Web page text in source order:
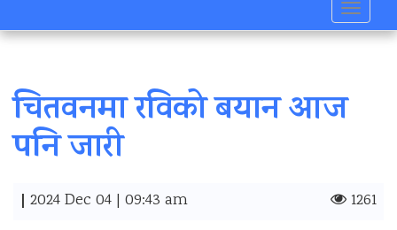
Toggle
चितवनमा रविको बयान आज
पनि जारी
| 2024 Dec 04 | 09:43 am 1261